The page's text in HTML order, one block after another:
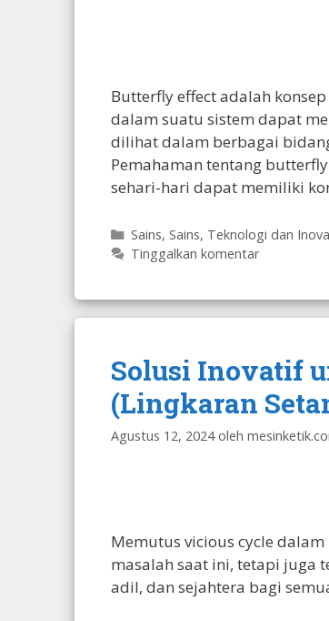
Butterfly effect adalah
dalam suatu sistem dapat
dilihat dalam berbagai
Pemahaman tentang
sehari-hari dapat memiliki
Kategori
Sains, Sains, Teknologi dan
Tinggalkan komentar
Solusi Inovatif
(Lingkaran
Agustus 12, 2024 oleh
Memutus vicious cycle
masalah saat ini, tetapi juga
adil, dan sejahtera bagi